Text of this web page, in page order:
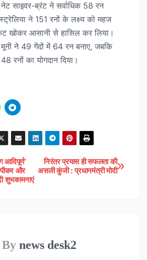
साइवर-ब्रंट ने सर्वाधिक 58 रन
ने 151 रनों के लक्ष्य को महज
खोकर आसानी से हासिल कर लिया।
ने 49 गेंदों में 64 रन बनाए, जबकि
रनों का योगदान दिया।
निरंतर प्रयास ही सफलता की
असली कुंजी : प्रधानमंत्री मोदी
आदिपूर्ण’
और
शुभकामनाएं
By news desk2